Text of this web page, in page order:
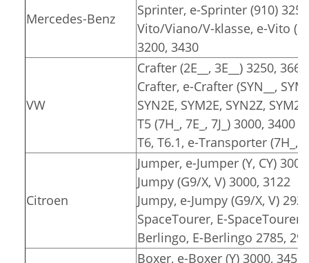
Mercedes-Benz
Sprinter, e-Sprinter (910)
Vito/Viano/V-klasse, e-Vito
3200, 3430
VW
Crafter (2E__, 3E__) 3250,
Crafter, e-Crafter (SYN__,
SYN2E, SYM2E, SYN2Z,
T5 (7H_, 7E_, 7J_) 3000, 3400
T6, T6.1, e-Transporter (7H_,
Citroen
Jumper, e-Jumper (Y, CY)
Jumpy (G9/X, V) 3000, 3122
Jumpy, e-Jumpy (G9/X, V)
SpaceTourer, E-SpaceTourer
Berlingo, E-Berlingo 2785,
Boxer, e-Boxer (Y) 3000,